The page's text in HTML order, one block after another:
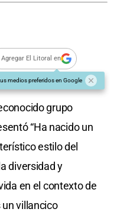
Agregar El Litoral en
medios preferidos en Google
grupo
“Ha nacido un
estilo del
diversidad y
en el contexto de
un villancico